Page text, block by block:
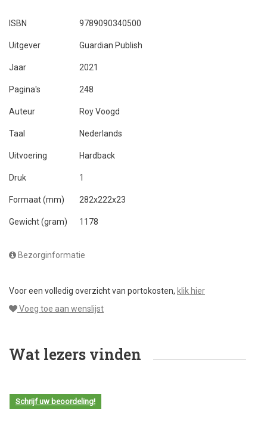
ISBN 9789090340500
Uitgever Guardian Publish
Jaar 2021
Pagina's 248
Auteur Roy Voogd
Taal Nederlands
Uitvoering Hardback
Druk 1
Formaat (mm) 282x222x23
Gewicht (gram) 1178
Bezorginformatie
Voor een volledig overzicht van portokosten, klik hier
Voeg toe aan wenslijst
Wat lezers vinden
Schrijf uw beoordeling!